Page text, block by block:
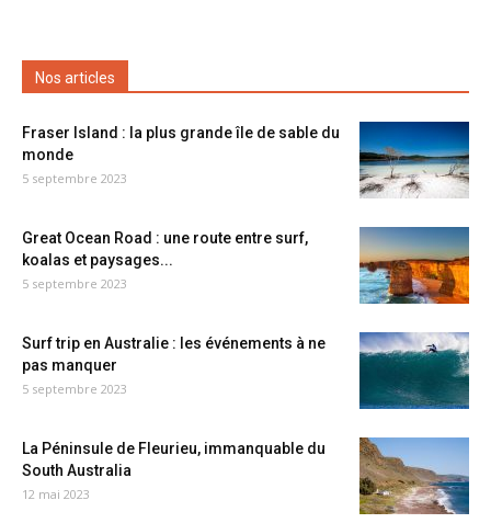
Nos articles
Fraser Island : la plus grande île de sable du
monde
5 septembre 2023
Great Ocean Road : une route entre surf,
koalas et paysages...
5 septembre 2023
Surf trip en Australie : les événements à ne
pas manquer
5 septembre 2023
La Péninsule de Fleurieu, immanquable du
South Australia
12 mai 2023